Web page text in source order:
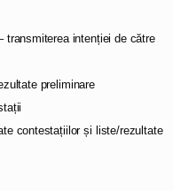
transmiterea intenției de către
preliminare
contestațiilor și liste/rezultate